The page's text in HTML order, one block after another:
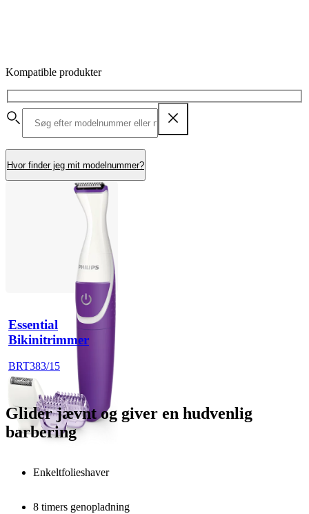
Kompatible produkter
Hvor finder jeg mit modelnummer?
Essential
Bikinitrimmer
BRT383/15
Glider jævnt og giver en hudvenlig
barbering
Enkeltfolieshaver
8 timers genopladning